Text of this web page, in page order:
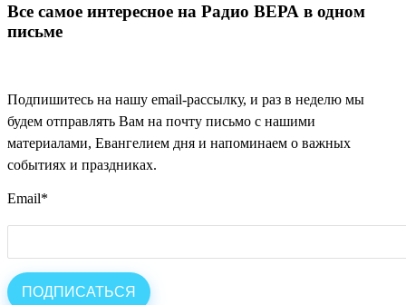
Все самое интересное на Радио ВЕРА в одном
письме
Подпишитесь на нашу email-рассылку, и раз в неделю мы
будем отправлять Вам на почту письмо с нашими
материалами, Евангелием дня и напоминаем о важных
событиях и праздниках.
Email*